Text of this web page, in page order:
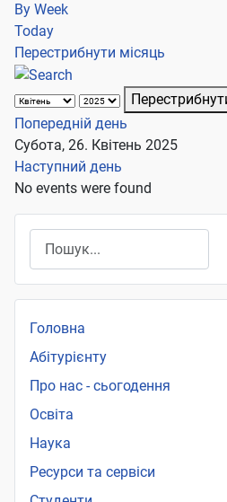
By Week
Today
Перестрибнути місяць
Попередній день
Субота, 26. Квітень 2025
Наступний день
No events were found
Головна
Абітурієнту
Про нас - сьогодення
Освіта
Наука
Ресурси та сервіси